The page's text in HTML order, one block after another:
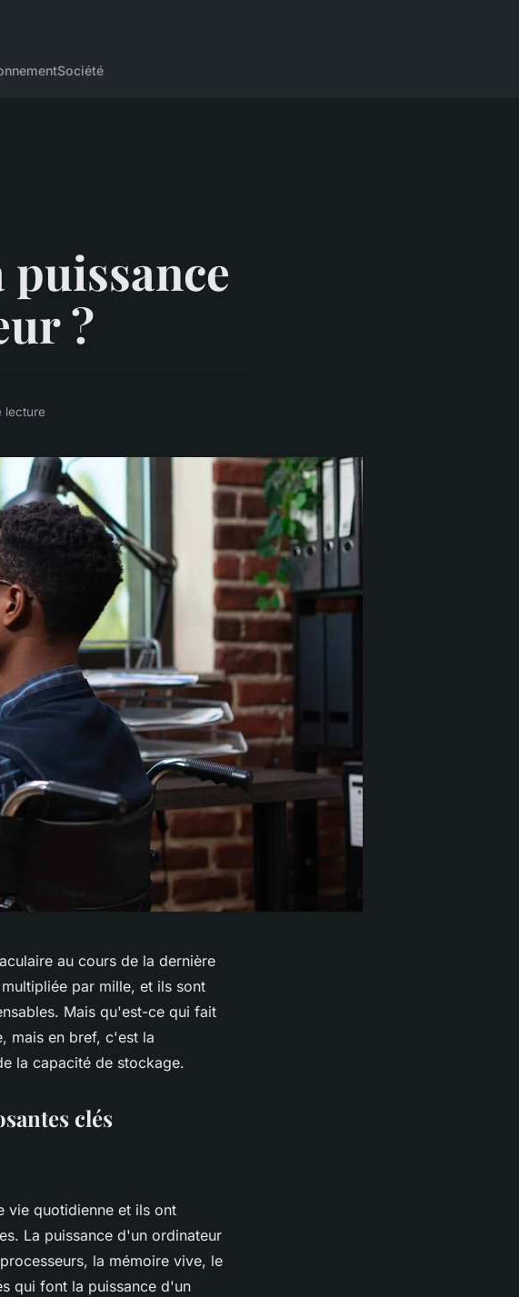
Société
?
lecture
au cours de la dernière
par mille, et ils sont
Mais qu'est-ce qui fait
mais en bref, c'est la
la capacité de stockage.
clés
vie quotidienne et ils ont
La puissance d'un ordinateur
la mémoire vive, le
qui font la puissance d'un